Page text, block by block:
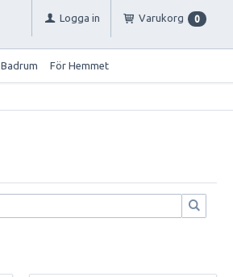
Logga in Varukorg 0
Badrum För Hemmet